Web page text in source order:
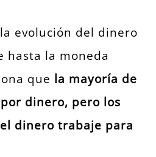
evolución del dinero
hasta la moneda
que la mayoría de
dinero, pero los
dinero trabaje para